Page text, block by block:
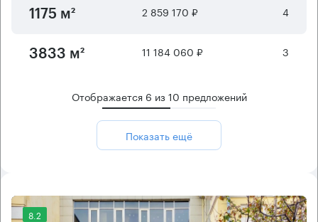
1175 м² 2 859 170 ₽ 4
3833 м² 11 184 060 ₽ 3
Отображается 6 из10 предложений
Показать ещё
8.2